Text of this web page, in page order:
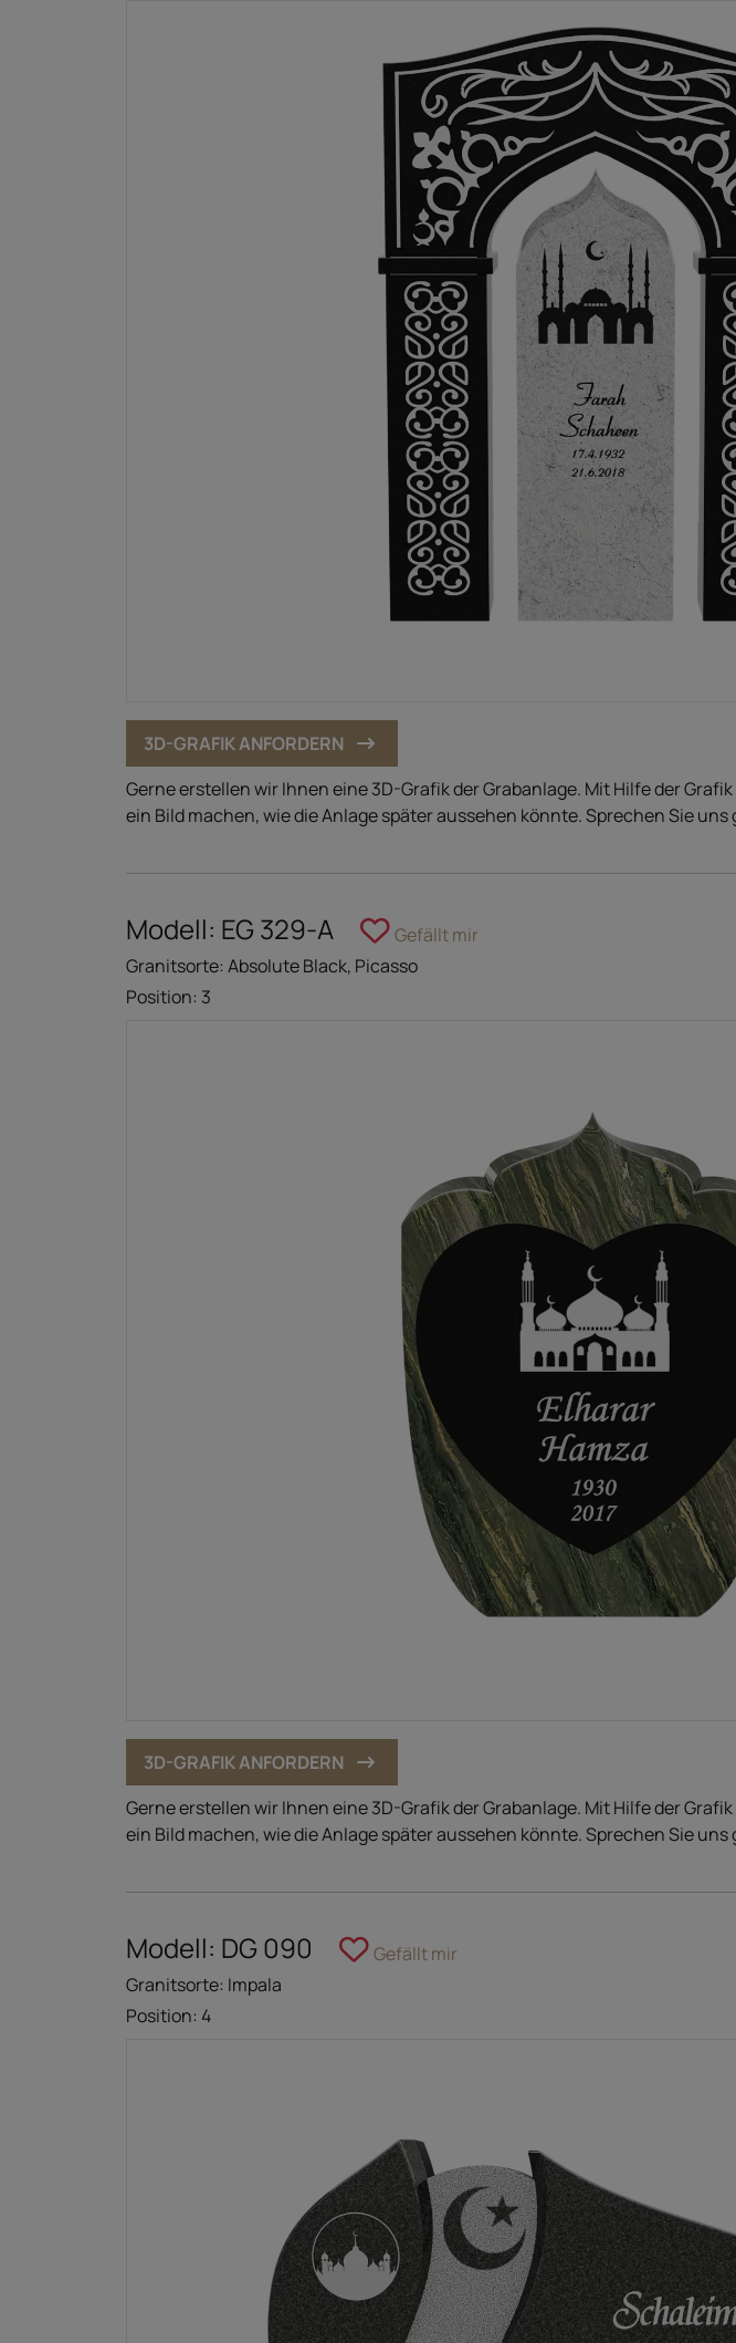
3D-GRAFIK ANFORDERN
Gerne erstellen wir Ihnen eine 3D-Grafik der Grabanlage. Mit Hilfe der
ein Bild machen, wie die Anlage später aussehen könnte. Sprechen Sie
Modell: EG 329-A
Gefällt mir
Granitsorte: Absolute Black, Picasso
Position: 3
3D-GRAFIK ANFORDERN
Gerne erstellen wir Ihnen eine 3D-Grafik der Grabanlage. Mit Hilfe der
ein Bild machen, wie die Anlage später aussehen könnte. Sprechen Sie
Modell: DG 090
Gefällt mir
Granitsorte: Impala
Position: 4